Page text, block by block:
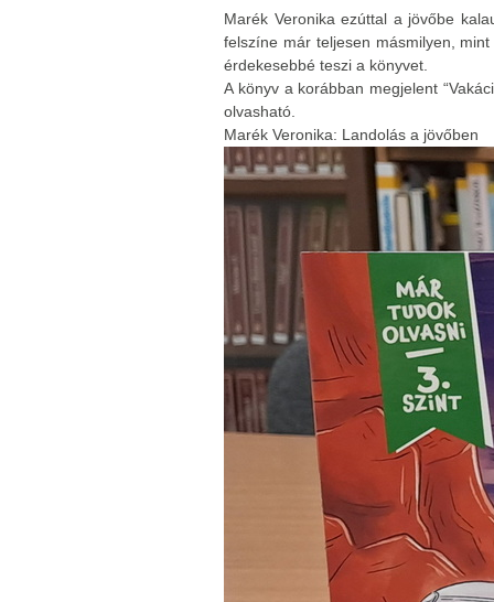
Marék Veronika ezúttal a jövőbe
felszíne már teljesen másmilyen,
érdekesebbé teszi a könyvet.
A könyv a korábban megjelent
olvasható.
Marék Veronika: Landolás a jövőben